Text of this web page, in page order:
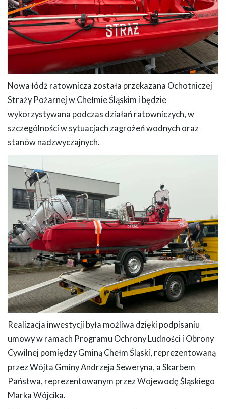
Nowa łódź ratownicza została przekazana Ochotniczej
Straży Pożarnej w Chełmie Śląskim i będzie
wykorzystywana podczas działań ratowniczych, w
szczególności w sytuacjach zagrożeń wodnych oraz
stanów nadzwyczajnych.
Realizacja inwestycji była możliwa dzięki podpisaniu
umowy w ramach Programu Ochrony Ludności i Obrony
Cywilnej pomiędzy Gminą Chełm Śląski, reprezentowaną
przez Wójta Gminy Andrzeja Seweryna, a Skarbem
Państwa, reprezentowanym przez Wojewodę Śląskiego
Marka Wójcika.